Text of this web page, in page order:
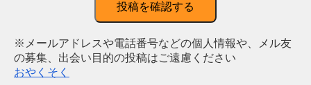
投稿を確認する
※メールアドレスや電話番号などの個人情報や、メル友
の募集、出会い目的の投稿はご遠慮ください
おやくそく